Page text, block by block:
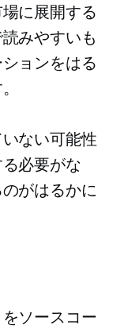
に展開する
みやすいも
ョンをはる
ない可能性
必要がな
がはるかに
ソースコー